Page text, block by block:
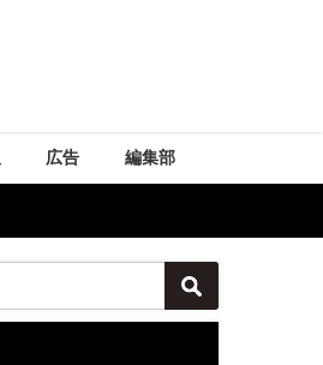
広告 編集部